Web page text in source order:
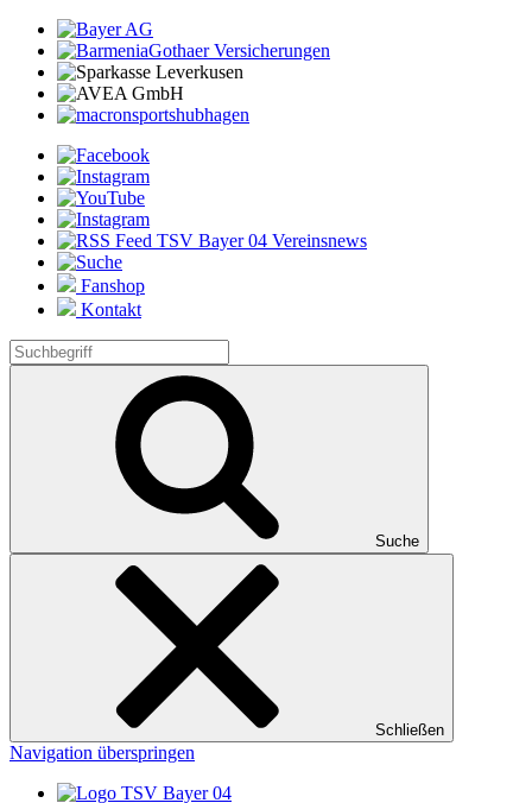
Fanshop
Kontakt
Suche
Schließen
Navigation überspringen